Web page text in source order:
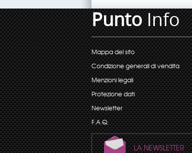
PuntoInfo
Mappa del sito
Condizione generali di vendita
Menzioni legali
Protezione dati
Newsletter
F.A.Q.
LA NEWSLETTER